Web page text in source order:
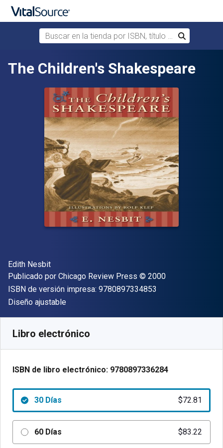
Saltar al contenido principal
Buscar en la tienda por ISBN, título o autor
Buscar
The Children's Shakespeare
Autor(es)
Edith Nesbit
Editor
Publicado por Chicago Review Press Copyright
© 2000
ISBN de versión impresa: 9780897334853
Formato
Diseño ajustable
Libro electrónico
ISBN de libro electrónico: 9780897336284
30 Días $72.81
60 Días $83.22